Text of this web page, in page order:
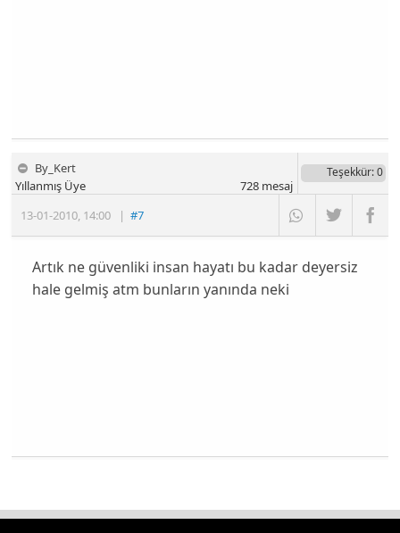
By_Kert
13-01-2010 14:00 |#7
Yıllanmış Üye
Teşekkür: 0
728mesaj
Artık ne güvenliki insan hayatı bu kadar deyersiz
hale gelmiş atm bunların yanında neki